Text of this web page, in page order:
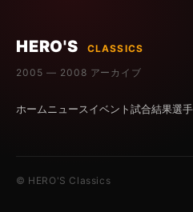
HERO'S
CLASSICS
2005 — 2008 アーカイブ
ホームニュースイベント試合結果選手
© HERO'S Classics